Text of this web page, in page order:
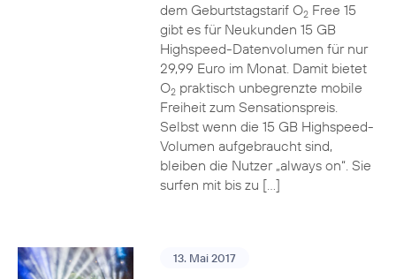
dem Geburtstagstarif O2Free 15
gibt es für Neukunden 15 GB
Highspeed-Datenvolumen für nur
29,99 Euro im Monat. Damit bietet
O2praktisch unbegrenzte mobile
Freiheit zum Sensationspreis.
Selbst wenn die 15 GB Highspeed-
Volumen aufgebraucht sind,
bleiben die Nutzer „always on“. Sie
surfen mit bis zu […]
13. Mai 2017